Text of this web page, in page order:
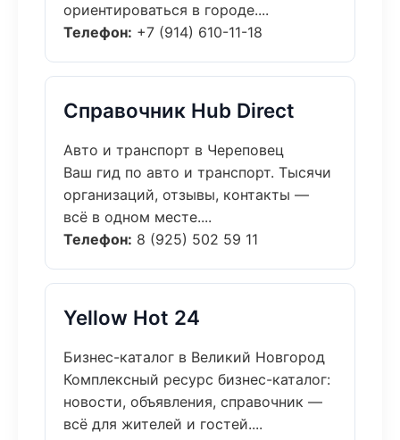
ориентироваться в городе....
Телефон: +7 (914) 610-11-18
Справочник Hub Direct
Авто и транспорт в Череповец
Ваш гид по авто и транспорт. Тысячи
организаций, отзывы, контакты —
всё в одном месте....
Телефон: 8 (925) 502 59 11
Yellow Hot 24
Бизнес-каталог в Великий Новгород
Комплексный ресурс бизнес-каталог:
новости, объявления, справочник —
всё для жителей и гостей....